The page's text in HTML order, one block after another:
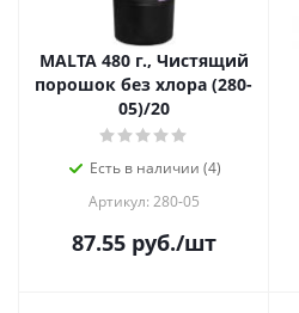
MALTA 480 г., Чистящий
порошок без хлора (280-
05)/20
Есть в наличии (4)
Артикул: 280-05
87.55руб./шт